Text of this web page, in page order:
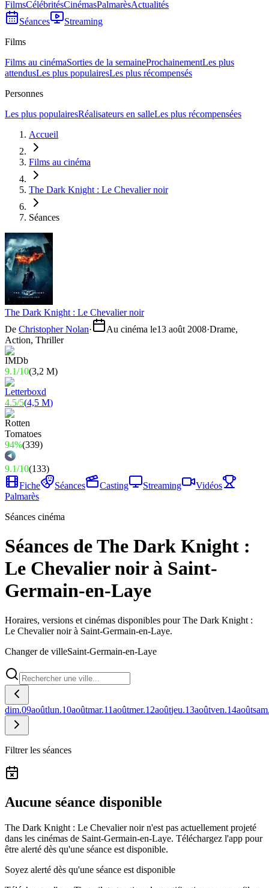
FilmsCélébritésCinémasPalmarèsActualités
Séances
Streaming
Films
Films au cinémaSorties de la semaineProchainementLes plus
attendusLes plus populairesLes plus récompensés
Personnes
Les plus populairesRéalisateurs en salleLes plus récompensées
Accueil
Films au cinéma
The Dark Knight : Le Chevalier noir
Séances
The Dark Knight : Le Chevalier noir
De Christopher Nolan· Au cinéma le13 août 2008·Drame,
Action, Thriller
9.1/10(3,2 M)
4.5/5(4,5 M)
94%(339)
9.1/10(133)
Fiche
Séances Casting Streaming
Vidéos
Palmarès
Séances cinéma
Séances de The Dark Knight :
Le Chevalier noir à Saint-
Germain-en-Laye
Horaires, versions et cinémas disponibles pour The Dark Knight :
Le Chevalier noir à Saint-Germain-en-Laye.
Changer de villeSaint-Germain-en-Laye
dim.09aoûtlun.10aoûtmar.11aoûtmer.12aoûtjeu.13aoûtven.14août
Filtrer les séances
Aucune séance disponible
The Dark Knight : Le Chevalier noir n'est pas actuellement projeté
dans les cinémas de Saint-Germain-en-Laye. Téléchargez l'app pour
être alerté dès qu'une séance est disponible.
Soyez alerté dès qu'une séance est disponible